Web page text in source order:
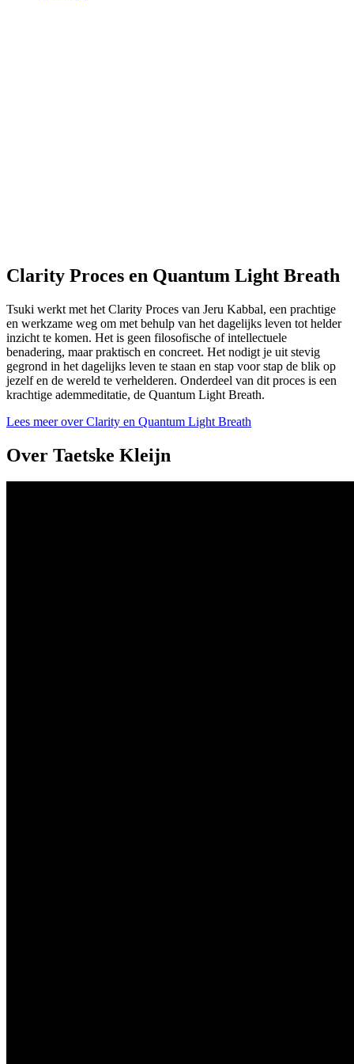
Clarity Proces en Quantum Light Breath
Tsuki werkt met het Clarity Proces van Jeru Kabbal, een prachtige
en werkzame weg om met behulp van het dagelijks leven tot helder
inzicht te komen. Het is geen filosofische of intellectuele
benadering, maar praktisch en concreet. Het nodigt je uit stevig
gegrond in het dagelijks leven te staan en stap voor stap de blik op
jezelf en de wereld te verhelderen. Onderdeel van dit proces is een
krachtige ademmeditatie, de Quantum Light Breath.
Lees meer over Clarity en Quantum Light Breath
Over Taetske Kleijn